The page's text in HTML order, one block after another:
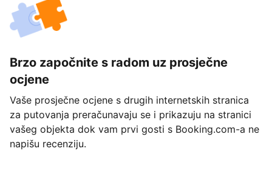
Brzo započnite s radom uz prosječne
ocjene
Vaše prosječne ocjene s drugih internetskih stranica
za putovanja preračunavaju se i prikazuju na stranici
vašeg objekta dok vam prvi gosti s Booking.com-a ne
napišu recenziju.